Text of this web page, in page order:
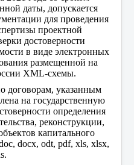
даты, допускается
для проведения
проектной
достоверности
в виде электронных
размещенной на
XML-схемы.
договорам, указанным
на государственную
определения
реконструкции,
капитального
docx, odt, pdf, xls, xlsx,